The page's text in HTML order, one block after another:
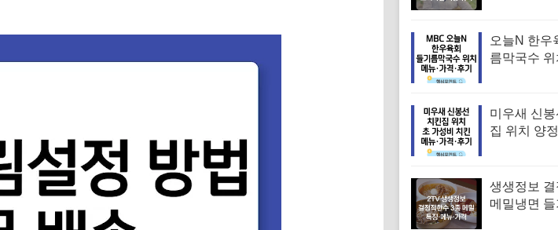
보
오늘N 한우
름막국수
후기 (오늘
는날)
미우새 신
집 위치 양
기
생생정보
메밀냉면